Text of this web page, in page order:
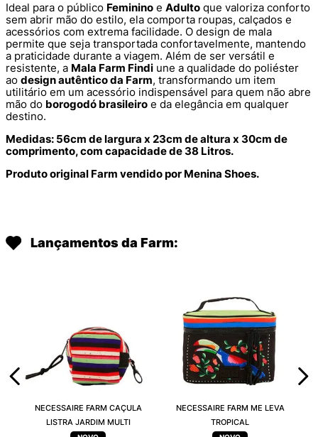
Ideal para o público Feminino e Adulto que valoriza conforto
sem abrir mão do estilo, ela comporta roupas, calçados e
acessórios com extrema facilidade. O design de mala
permite que seja transportada confortavelmente, mantendo
a praticidade durante a viagem. Além de ser versátil e
resistente, a Mala Farm Findi une a qualidade do poliéster
ao design autêntico da Farm, transformando um item
utilitário em um acessório indispensável para quem não abre
mão do borogodó brasileiro e da elegância em qualquer
destino.
Medidas: 56cm de largura x 23cm de altura x 30cm de
comprimento, com capacidade de 38 Litros.
Produto original Farm vendido por Menina Shoes.
Lançamentos da Farm:
NECESSAIRE FARM CAÇULA
LISTRA JARDIM MULTI
NECESSAIRE FARM ME LEVA
TROPICAL